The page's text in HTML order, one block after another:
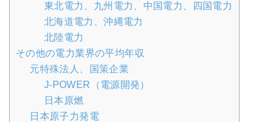
東北電力、九州電力、中国電力、四国電力
北海道電力、沖縄電力
北陸電力
その他の電力業界の平均年収
元特殊法人、国策企業
J-POWER（電源開発）
日本原燃
日本原子力発電